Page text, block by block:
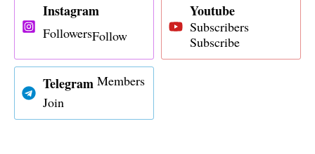
Instagram
FollowersFollow
Youtube
Subscribers
Subscribe
Telegram Members
Join